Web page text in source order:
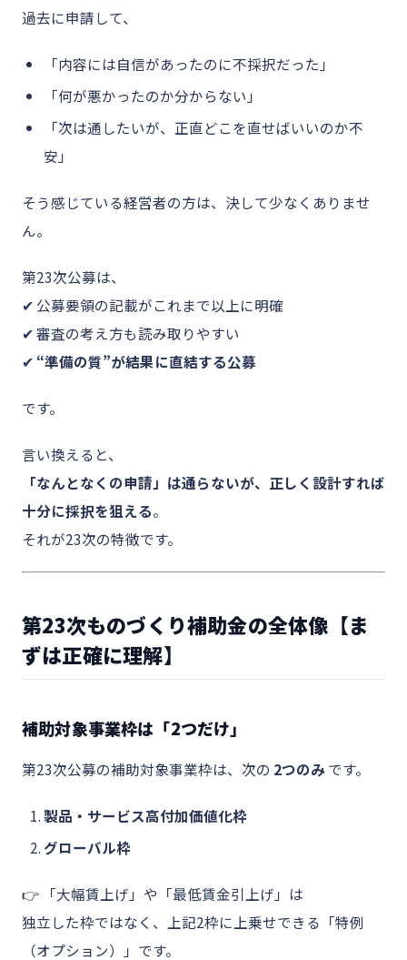
過去に申請して、
「内容には自信があったのに不採択だった」
「何が悪かったのか分からない」
「次は通したいが、正直どこを直せばいいのか不
安」
そう感じている経営者の方は、決して少なくありませ
ん。
第23次公募は、
✔ 公募要領の記載がこれまで以上に明確
✔ 審査の考え方も読み取りやすい
✔ “準備の質”が結果に直結する公募
です。
言い換えると、
「なんとなくの申請」は通らないが、正しく設計すれば
十分に採択を狙える。
それが23次の特徴です。
第23次ものづくり補助金の全体像【ま
ずは正確に理解】
補助対象事業枠は「2つだけ」
第23次公募の補助対象事業枠は、次の 2つのみです。
製品・サービス高付加価値化枠
グローバル枠
👉 「大幅賃上げ」や「最低賃金引上げ」は
独立した枠ではなく、上記2枠に上乗せできる「特例
（オプション）」です。